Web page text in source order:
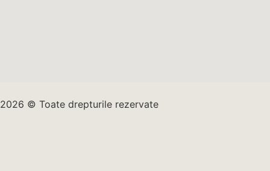
2026 © Toate drepturile rezervate